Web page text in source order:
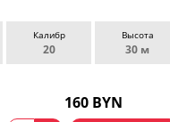
Калибр
20
Высота
30 м
160 BYN